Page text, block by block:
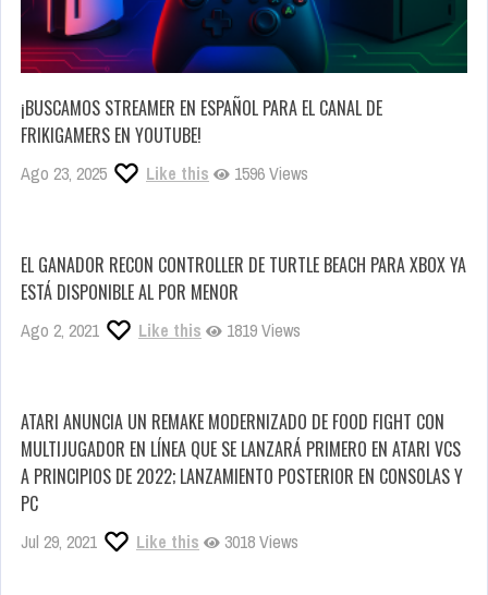
¡BUSCAMOS STREAMER EN ESPAÑOL PARA EL CANAL DE
FRIKIGAMERS EN YOUTUBE!
Ago 23, 2025 Like this 1596 Views
EL GANADOR RECON CONTROLLER DE TURTLE BEACH PARA XBOX YA
ESTÁ DISPONIBLE AL POR MENOR
Ago 2, 2021 Like this 1819 Views
ATARI ANUNCIA UN REMAKE MODERNIZADO DE FOOD FIGHT CON
MULTIJUGADOR EN LÍNEA QUE SE LANZARÁ PRIMERO EN ATARI VCS
A PRINCIPIOS DE 2022; LANZAMIENTO POSTERIOR EN CONSOLAS Y
PC
Jul 29, 2021 Like this 3018 Views